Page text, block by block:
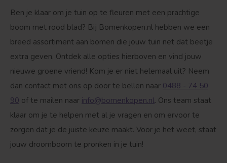
Ben je klaar om je tuin op te fleuren met een prachtige
boom met rood blad? Bij Bomenkopen.nl hebben we een
breed assortiment aan bomen die jouw tuin net dat beetje
extra geven. Ontdek alle opties hierboven en vind jouw
nieuwe groene vriend! Kom je er niet helemaal uit? Neem
dan contact met ons op door te bellen naar 0488 - 74 50
90 of te mailen naar info@bomenkopen.nl. Ons team staat
klaar om je te helpen met al je vragen en om ervoor te
zorgen dat je de juiste keuze maakt. Voor je het weet, staat
jouw droomboom te pronken in je tuin!